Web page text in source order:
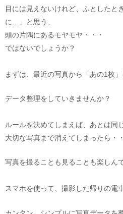
目には見えないけれど、ふとしたと
に…」と思う、
頭の片隅にあるモヤモヤ・・・
ではないでしょうか？
まずは、最近の写真から「あの1枚
データ整理をしていきませんか？
ルールを決めてしまえば、あとは同
大切な写真まで消えてしまったら・
写真を撮ることも見ることも楽しん
スマホを使って、撮影した帰りの電